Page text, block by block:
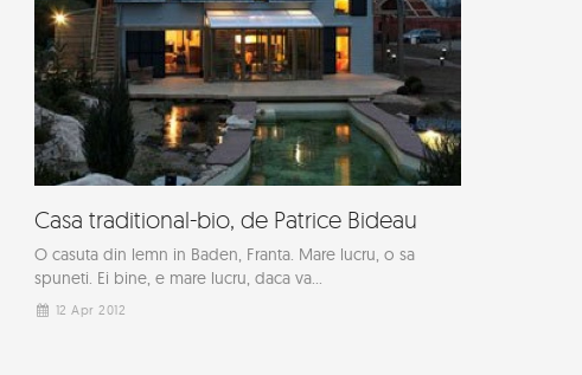
Casa traditional-bio, de Patrice Bideau
O casuta din lemn in Baden, Franta. Mare lucru, o sa
spuneti. Ei bine, e mare lucru, daca va...
12 Apr 2012